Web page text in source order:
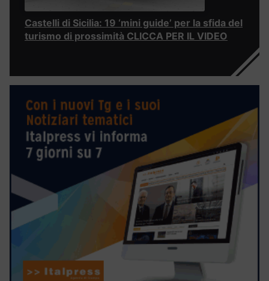
Castelli di Sicilia: 19 ‘mini guide’ per la sfida del
turismo di prossimità CLICCA PER IL VIDEO